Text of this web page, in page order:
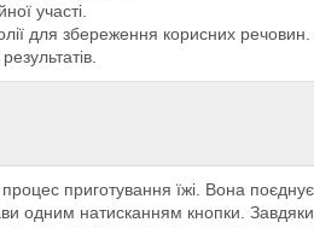
участі.
для збереження корисних речовин.
приготування їжі. Вона
одним натисканням кнопки.